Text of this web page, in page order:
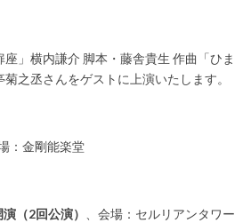
」横内謙介 脚本・藤舎貴生 作曲「ひま
之丞さんをゲストに上演いたします。
：金剛能楽堂
（2回公演） 、会場：セルリアンタワー